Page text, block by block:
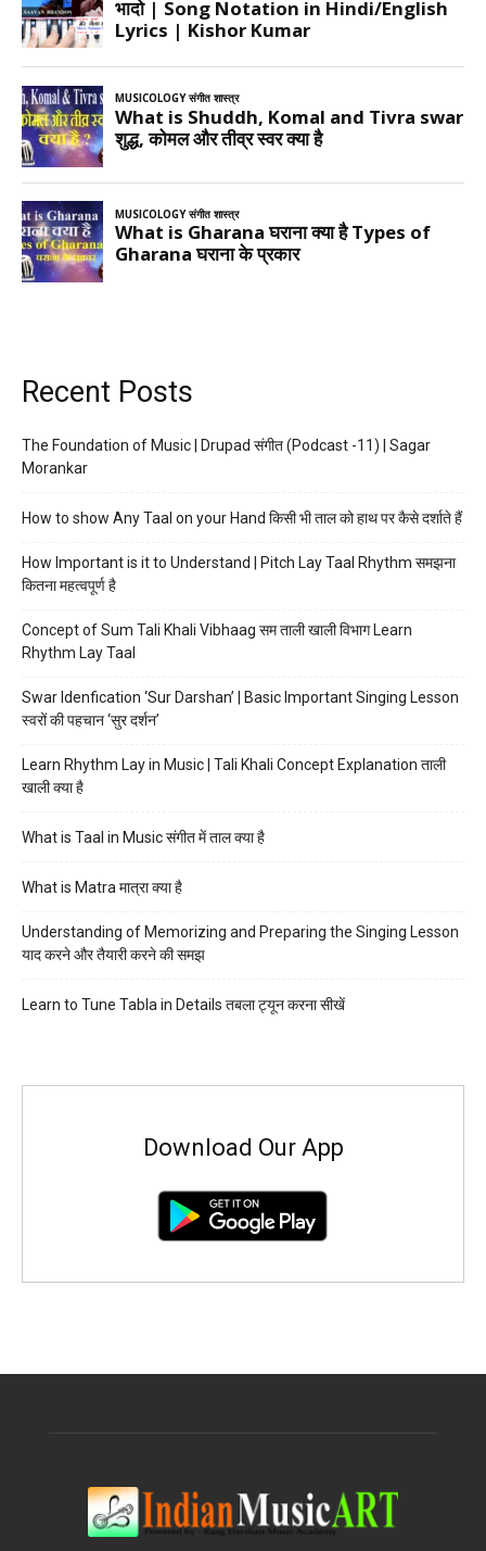
Recent Posts
The Foundation of Music | Drupad संगीत (Podcast -11) | Sagar
Morankar
How to show Any Taal on your Hand किसी भी ताल को हाथ पर कैसे दर्शाते हैं
How Important is it to Understand | Pitch Lay Taal Rhythm समझना
कितना महत्वपूर्ण है
Concept of Sum Tali Khali Vibhaag सम ताली खाली विभाग Learn
Rhythm Lay Taal
Swar Idenfication ‘Sur Darshan’ | Basic Important Singing Lesson
स्वरों की पहचान ‘सुर दर्शन’
Learn Rhythm Lay in Music | Tali Khali Concept Explanation ताली
खाली क्या है
What is Taal in Music संगीत में ताल क्या है
What is Matra मात्रा क्या है
Understanding of Memorizing and Preparing the Singing Lesson
याद करने और तैयारी करने की समझ
Learn to Tune Tabla in Details तबला ट्यून करना सीखें
Download Our App